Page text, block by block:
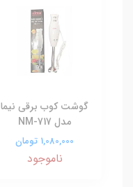
گوشت کوب برقی نیما
مدل NM-717
1,080,000 تومان
ناموجود